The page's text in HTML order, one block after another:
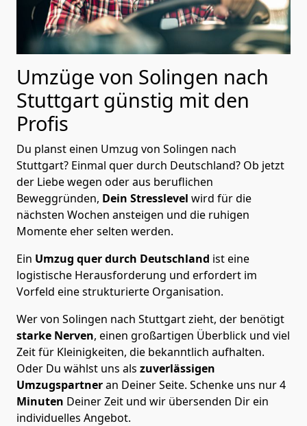
Umzüge von Solingen nach
Stuttgart günstig mit den
Profis
Du planst einen Umzug von Solingen nach
Stuttgart? Einmal quer durch Deutschland? Ob jetzt
der Liebe wegen oder aus beruflichen
Beweggründen, Dein Stresslevel wird für die
nächsten Wochen ansteigen und die ruhigen
Momente eher selten werden.
Ein Umzug quer durch Deutschland ist eine
logistische Herausforderung und erfordert im
Vorfeld eine strukturierte Organisation.
Wer von Solingen nach Stuttgart zieht, der benötigt
starke Nerven, einen großartigen Überblick und viel
Zeit für Kleinigkeiten, die bekanntlich aufhalten.
Oder Du wählst uns als zuverlässigen
Umzugspartneran Deiner Seite. Schenke uns nur4
Minuten Deiner Zeit und wir übersenden Dir ein
individuelles Angebot.